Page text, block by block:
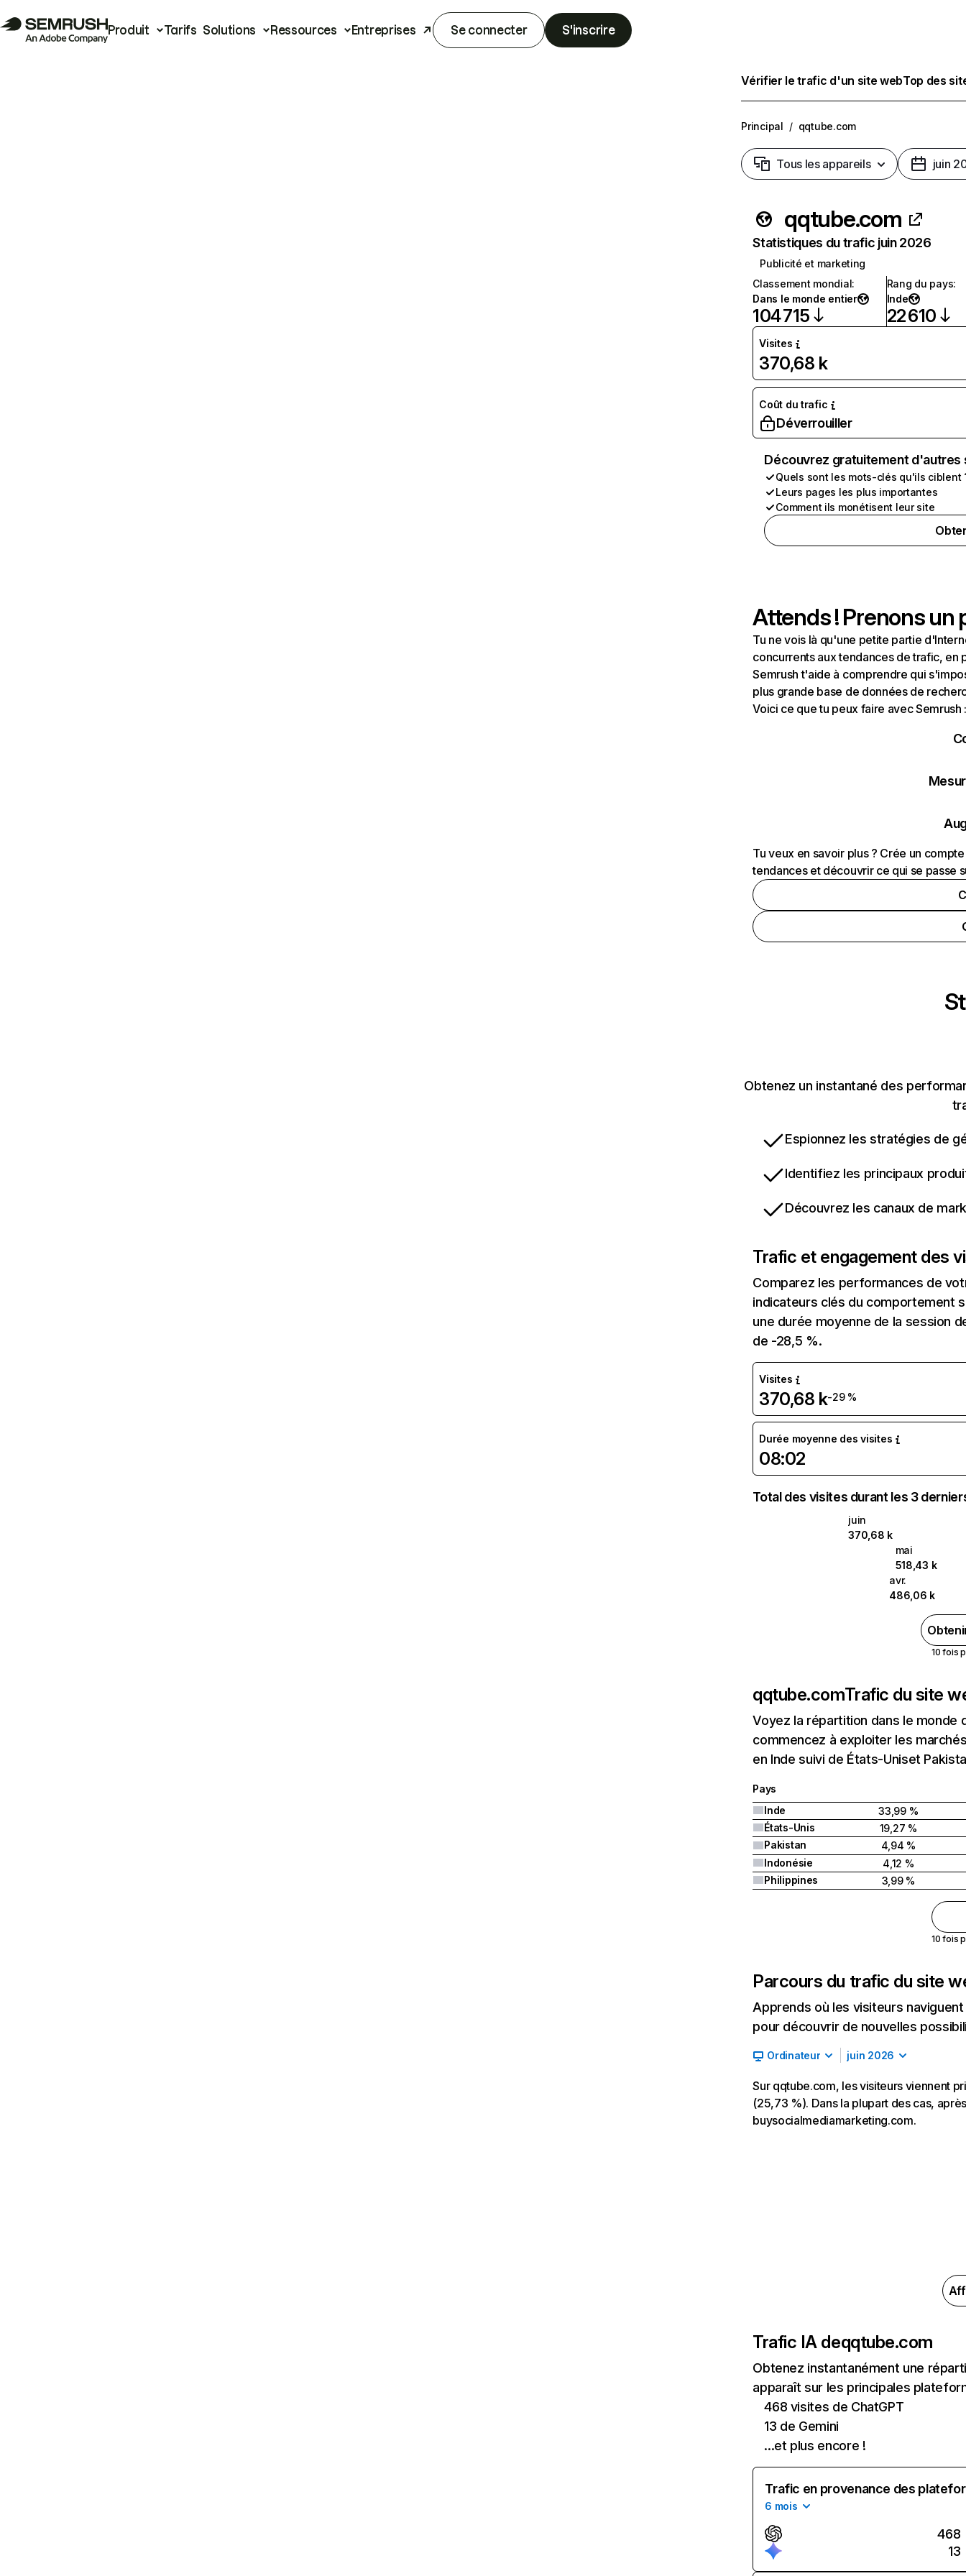
Produit Tarifs Solutions Ressources Entreprises Se connecter S'inscrire
Vérifier le trafic d'un site webTop des
Principal / qqtube.com
Tous les appareils juin
qqtube.com
Statistiques du trafic juin 2026
Publicité et marketing
Classement mondial:
Dans le monde entier
104 715
Rang du pays:
Inde
22 610
Visites
370,68 k
Coût du trafic
Déverrouiller
Découvrez gratuitement
Quels sont les mots-clés qu'ils ciblent
Leurs pages les plus importantes
Comment ils monétisent leur site
Attends ! Prenons un
Tu ne vois là qu'une petite partie
concurrents aux tendances de trafic, en
Semrush t'aide à comprendre qui
plus grande base de données de
Voici ce que tu peux faire avec Semrush
Tu veux en savoir plus ? Crée un
tendances et découvrir ce qui se passe
Obtenez un instantané des
Espionnez les stratégies de
Identifiez les principaux
Découvrez les canaux de
Trafic et engagement des
Comparez les performances de
indicateurs clés du comportement
une durée moyenne de la session
de -28,5 %.
Visites
370,68 k-29 %
Durée moyenne des visites
08:02
Total des visites durant les 3
juin
370,68 k
mai
518,43 k
avr.
486,06 k
10 fois
qqtube.comTrafic du site
Voyez la répartition dans le
commencez à exploiter les
en Inde suivi de États-Uniset
Pays
Inde
33,99 %
États-Unis
19,27 %
Pakistan
4,94 %
Indonésie
4,12 %
Philippines
3,99 %
10 fois
Parcours du trafic du site
Apprends où les visiteurs
pour découvrir de nouvelles
Ordinateur juin 2026
Sur qqtube.com, les visiteurs viennent
(25,73 %). Dans la plupart des cas,
buysocialmediamarketing.com.
Trafic IA deqqtube.com
Obtenez instantanément une
apparaît sur les principales
468 visites de ChatGPT
13 de Gemini
...et plus encore !
Trafic en provenance des
6 mois
468
13